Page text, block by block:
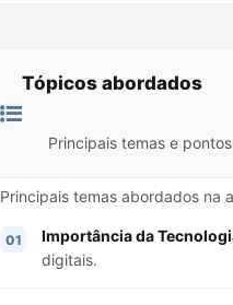
Tópicos abordados
Principais temas e
Principais temas abordados na
Importância da
digitais.